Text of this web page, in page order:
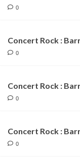
0
Concert Rock :
0
Concert Rock :
0
Concert Rock :
0